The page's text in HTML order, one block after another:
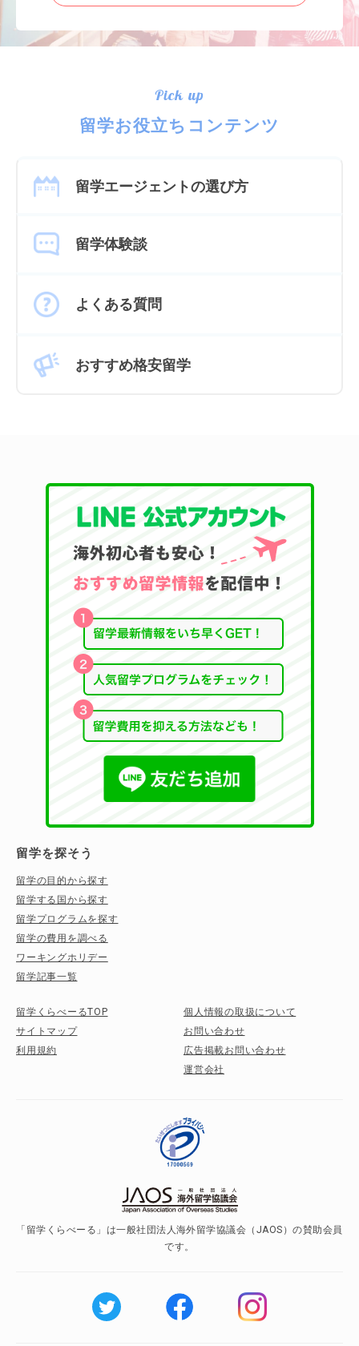
Pick up
留学お役立ちコンテンツ
留学エージェントの選び方
留学体験談
よくある質問
おすすめ格安留学
留学を探そう
留学の目的から探す
留学する国から探す
留学プログラムを探す
留学の費用を調べる
ワーキングホリデー
留学記事一覧
留学くらべーるTOP
サイトマップ
利用規約
個人情報の取扱について
お問い合わせ
広告掲載お問い合わせ
運営会社
「留学くらべーる」は一般社団法人海外留学協議会（JAOS）の賛助会員
です。